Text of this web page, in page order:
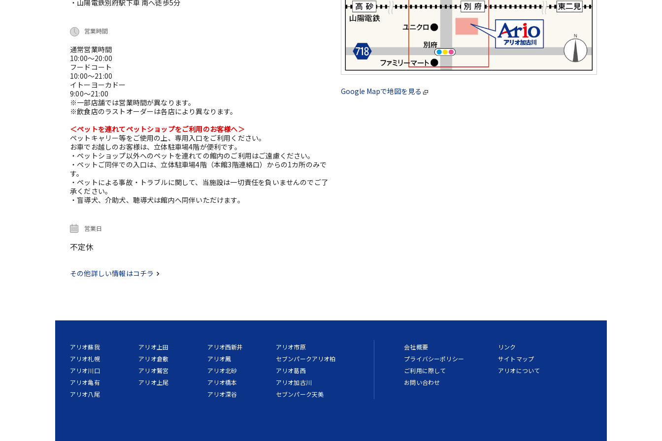
・山陽電鉄別府駅下車 南へ徒歩5分
営業時間
通常営業時間
10:00～20:00
フードコート
10:00～21:00
イトーヨーカドー
9:00～21:00
※一部店舗では営業時間が異なります。
※飲食店のラストオーダーは各店により異なります。
＜ペットを連れてペットショップをご利用のお客様へ＞
ペットキャリー等をご使用の上、専用入口をご利用ください。
お車でお越しのお客様は、立体駐車場4階が便利です。
・ペットショップ以外へのペットを連れての館内のご利用はご遠慮ください。
・ペットご同伴での入口は、立体駐車場4階（本館3階連絡口）からの1カ所のみで
す。
・ペットによる事故・トラブルに関して、当施設は一切責任を負いませんのでご了
承ください。
・盲導犬、介助犬、聴導犬は館内へ同伴いただけます。
営業日
不定休
その他詳しい情報はコチラ
Google Mapで地図を見る
アリオ蘇我
アリオ札幌
アリオ川口
アリオ亀有
アリオ八尾
アリオ上田
アリオ倉敷
アリオ鷲宮
アリオ上尾
アリオ西新井
アリオ鳳
アリオ北砂
アリオ橋本
アリオ深谷
アリオ市原
セブンパークアリオ柏
アリオ葛西
アリオ加古川
セブンパーク天美
会社概要
プライバシーポリシー
ご利用に際して
お問い合わせ
リンク
サイトマップ
アリオについて